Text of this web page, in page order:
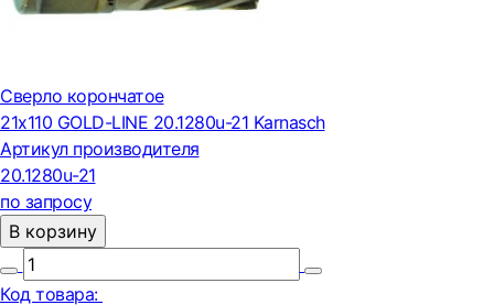
Сверло корончатое
21х110 GOLD-LINE 20.1280u-21 Karnasch
Артикул производителя
20.1280u-21
по запросу
В корзину
Код товара: